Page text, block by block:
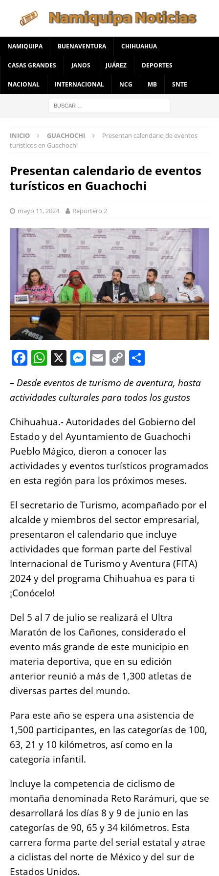
NAMIQUIPA BUENAVENTURA CHIHUAHUA
CASAS GRANDES JANOS JUÁREZ DEPORTES
NACIONAL INTERNACIONAL NCG MB SNTE
INICIO GUACHOCHI
Presentan calendario de eventos
turísticos en Guachochi
Presentan calendario de eventos
turísticos en Guachochi
mayo 11, 2024 Reportero 2
F
a
c
e
b
o
o
k
W
at
s
A
p
p
X M
ss
e
n
g
er
E
ai
l
C
o
p
y
Li
n
k
a
re
– Desde eventos de turismo de aventura, hasta
actividades culturales para todos los gustos
Chihuahua.- Autoridades del Gobierno del
Estado y del Ayuntamiento de Guachochi
Pueblo Mágico, dieron a conocer las
actividades y eventos turísticos programados
en esta región para los próximos meses.
El secretario de Turismo, acompañado por el
alcalde y miembros del sector empresarial,
presentaron el calendario que incluye
actividades que forman parte del Festival
Internacional de Turismo y Aventura (FITA)
2024 y del programa Chihuahua es para ti
¡Conócelo!
Del 5 al 7 de julio se realizará el Ultra
Maratón de los Cañones, considerado el
evento más grande de este municipio en
materia deportiva, que en su edición
anterior reunió a más de 1,300 atletas de
diversas partes del mundo.
Para este año se espera una asistencia de
1,500 participantes, en las categorías de 100,
63, 21 y 10 kilómetros, así como en la
categoría infantil.
Incluye la competencia de ciclismo de
montaña denominada Reto Rarámuri, que se
desarrollará los días 8 y 9 de junio en las
categorías de 90, 65 y 34 kilómetros. Esta
carrera forma parte del serial estatal y atrae
a ciclistas del norte de México y del sur de
Estados Unidos.